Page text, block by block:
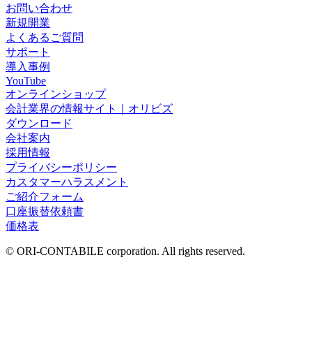
お問い合わせ
新規開業
よくあるご質問
サポート
導入事例
YouTube
オンラインショップ
会計業界の情報サイト｜オリビズ
ダウンロード
会社案内
採用情報
プライバシーポリシー
カスタマーハラスメント
ご紹介フォーム
口座振替依頼書
価格表
© ORI-CONTABILE corporation. All rights reserved.